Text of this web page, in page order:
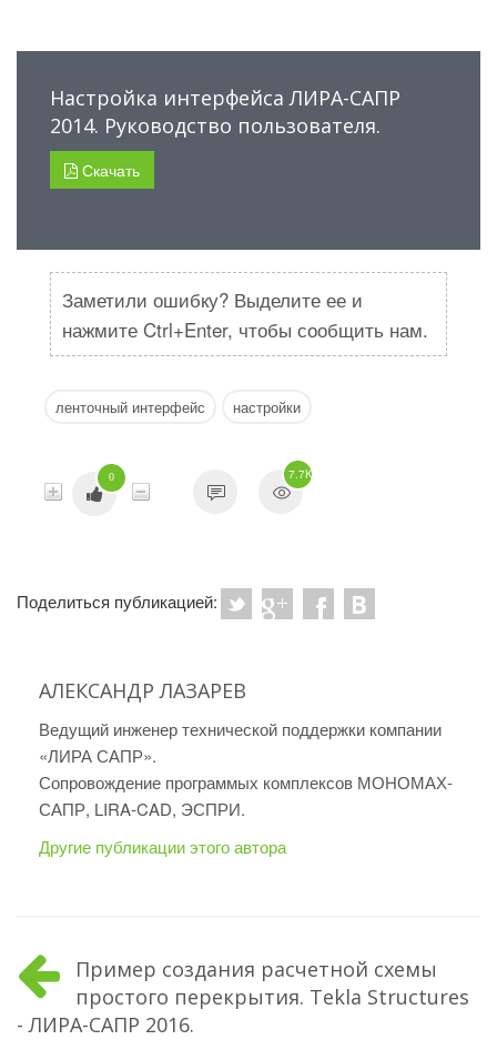
Настройка интерфейса ЛИРА-САПР
2014. Руководство пользователя.
Скачать
Заметили ошибку? Выделите ее и
нажмите Ctrl+Enter, чтобы сообщить нам.
ленточный интерфейс настройки
0 7.7K
Поделиться публикацией:
АЛЕКСАНДР ЛАЗАРЕВ
Ведущий инженер технической поддержки компании
«ЛИРА САПР».
Сопровождение программых комплексов МОНОМАХ-
САПР, LIRA-CAD, ЭСПРИ.
Другие публикации этого автора
Пример создания расчетной схемы
простого перекрытия. Tekla Structures
- ЛИРА-САПР 2016.